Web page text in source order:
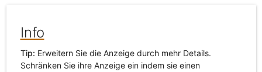
Info
Tip: Erweitern Sie die Anzeige durch mehr Details.
Schränken Sie ihre Anzeige ein indem sie einen